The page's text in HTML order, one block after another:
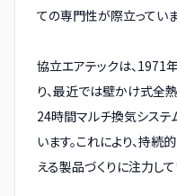
ての専門性が際立っていま
協立エアテックは、1971
り、最近では壁かけ式全
24時間マルチ換気システ
います。これにより、持
える製品づくりに注力して